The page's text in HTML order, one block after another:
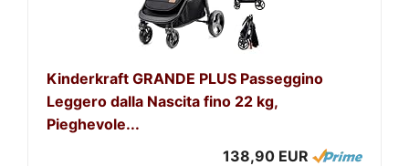
Kinderkraft GRANDE PLUS Passeggino
Leggero dalla Nascita fino 22 kg,
Pieghevole...
138,90 EUR